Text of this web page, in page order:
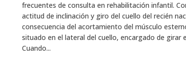
frecuentes de consulta en rehabilitación infantil.
actitud de inclinación y giro del cuello del recién
consecuencia del acortamiento del músculo
situado en el lateral del cuello, encargado de girar
Cuando...